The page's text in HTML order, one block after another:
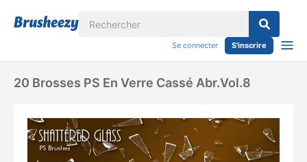
Se connecter S'inscrire
20 Brosses PS En Verre Cassé Abr.vol.8